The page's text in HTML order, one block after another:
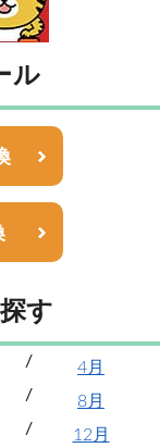
ル
す
4月
8月
12月